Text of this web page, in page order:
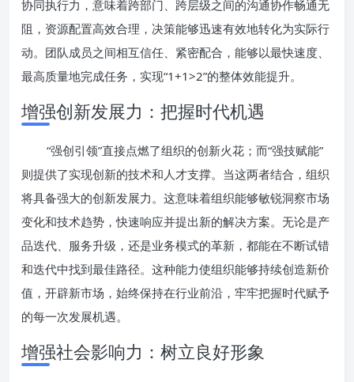
协同执行力，意味着跨部门、跨层级之间的沟通协作畅通无
阻，资源配置高效合理，决策能够迅速有效地转化为实际行
动。团队成员之间相互信任、紧密配合，能够以最快速度、
最高质量地完成任务，实现“1+1>2”的整体效能提升。
增强创新发展力：把握时代机遇
“强创引领”直接点燃了组织的创新火花；而“强技赋能”
则提供了实现创新的技术和人才支撑。当这两者结合，组织
将具备强大的创新发展力。这意味着组织能够敏锐洞察市场
变化和技术趋势，快速响应并提出新的解决方案。无论是产
品迭代、服务升级，还是业务模式的革新，都能在不断试错
和迭代中找到最佳路径。这种能力使组织能够持续创造新价
值，开辟新市场，始终保持在行业前沿，牢牢把握时代赋予
的每一次发展机遇。
增强社会影响力：树立良好形象